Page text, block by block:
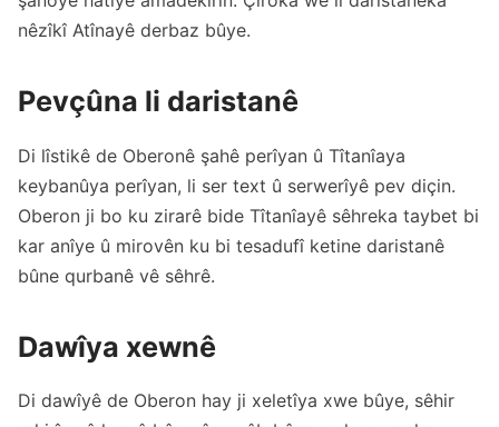
nêzîkî Atînayê derbaz bûye.
Pevçûna li daristanê
Di lîstikê de Oberonê şahê perîyan û Tîtanîaya
keybanûya perîyan, li ser text û serwerîyê pev diçin.
Oberon ji bo ku zirarê bide Tîtanîayê sêhreka taybet bi
kar anîye û mirovên ku bi tesadufî ketine daristanê
bûne qurbanê vê sêhrê.
Dawîya xewnê
Di dawîyê de Oberon hay ji xeletîya xwe bûye, sêhir